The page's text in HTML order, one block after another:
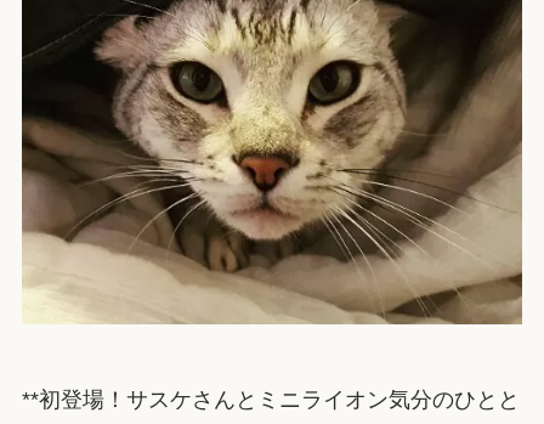
**初登場！サスケさんとミニライオン気分のひとと